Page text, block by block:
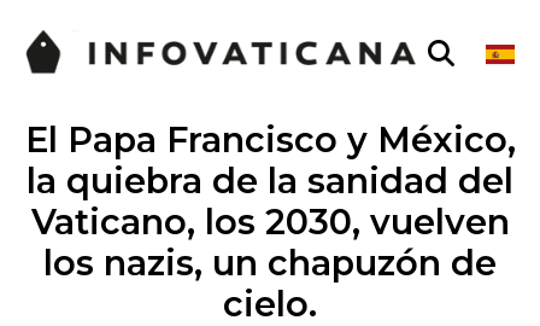
El Papa Francisco y México,
la quiebra de la sanidad del
Vaticano, los 2030, vuelven
los nazis, un chapuzón de
cielo.